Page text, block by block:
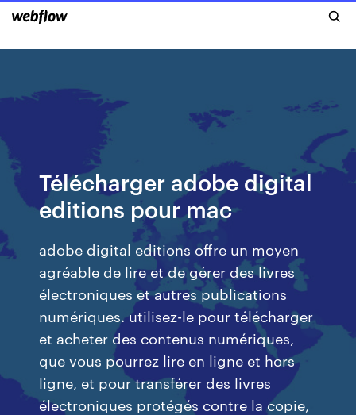
Télécharger adobe digital
editions pour mac
adobe digital editions offre un moyen
agréable de lire et de gérer des livres
électroniques et autres publications
numériques. utilisez-le pour télécharger
et acheter des contenus numériques,
que vous pourrez lire en ligne et hors
ligne, et pour transférer des livres
électroniques protégés contre la copie,